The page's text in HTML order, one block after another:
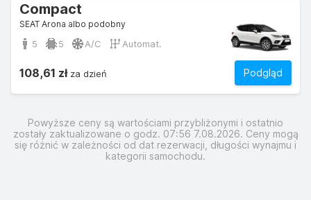
Compact
SEAT Arona albo podobny
5 5 A/C Automat.
Podgląd
108,61 złza dzień
Powyższe ceny są wartościami przybliżonymi i ostatnio
zostały zaktualizowane o godz. 07:56 7.08.2026. Ceny mogą
się różnić w zależności od dat rezerwacji, długości wynajmu i
kategorii samochodu.